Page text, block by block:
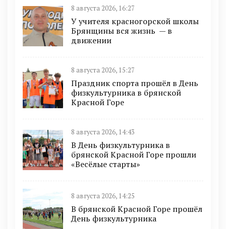
8 августа 2026, 16:27
У учителя красногорской школы
Брянщины вся жизнь — в
движении
8 августа 2026, 15:27
Праздник спорта прошёл в День
физкультурника в брянской
Красной Горе
8 августа 2026, 14:43
В День физкультурника в
брянской Красной Горе прошли
«Весёлые старты»
8 августа 2026, 14:25
В брянской Красной Горе прошёл
День физкультурника